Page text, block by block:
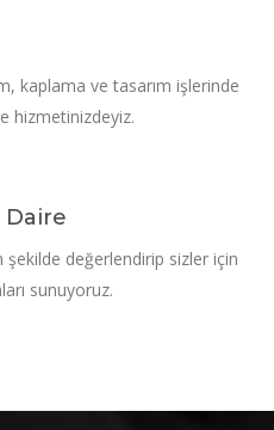
kaplama ve tasarım işlerinde
hizmetinizdeyiz.
Daire
şekilde değerlendirip sizler için
sunuyoruz.